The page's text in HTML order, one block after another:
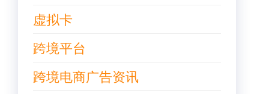
虚拟卡
跨境平台
跨境电商广告资讯